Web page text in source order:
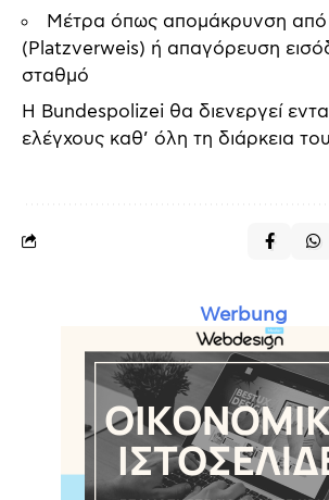
Μέτρα όπως απομάκρυνση
(Platzverweis) ή απαγόρευση
σταθμό
Η Bundespolizei θα διενεργεί
ελέγχους καθ’ όλη τη διάρκεια
Werbung